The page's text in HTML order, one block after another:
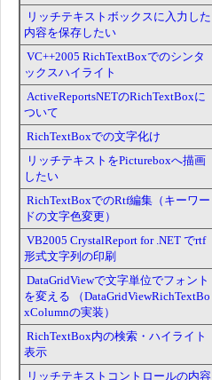
リッチテキストボックスに入力した
内容を保存したい
VC++2005 RichTextBoxでのシンタ
ックスハイライト
ActiveReportsNETのRichTextBoxに
ついて
RichTextBoxでの文字化け
リッチテキストをPictureboxへ描画
したい
RichTextBoxでのRtf編集（キーワー
ドの文字色変更）
VB2005 CrystalReport for .NET でrtf
形式文字列の印刷
DataGridViewで文字単位でフォント
を変える （DataGridViewRichTextBo
xColumnの実装）
RichTextBox内の検索・ハイライト
表示
リッチテキストコントロールの内容